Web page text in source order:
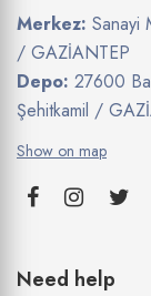
Merkez: Sanayi
/ GAZİANTEP
Depo: 27600
Şehitkamil /
Show on map
Need help